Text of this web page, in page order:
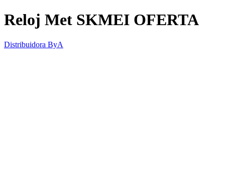
Reloj Met SKMEI OFERTA
Distribuidora ByA